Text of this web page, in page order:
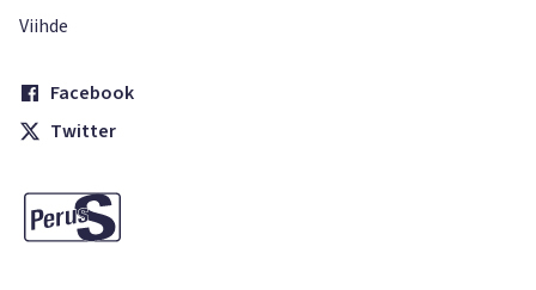
Viihde
Facebook
Twitter